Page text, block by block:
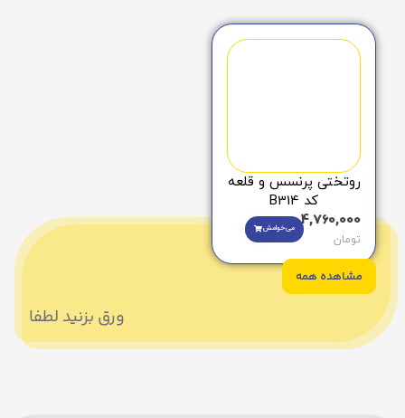
روتختی پرنسس و قلعه
کد B314
4,760,000
تومان
می‌خوامش
مشاهده همه
ورق بزنید لطفا